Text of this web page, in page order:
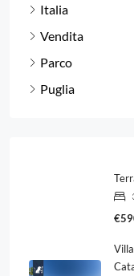
Italia
Vendita
Parco
Puglia